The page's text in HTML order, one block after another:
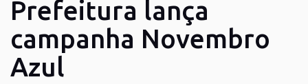
Prefeitura lança
campanha Novembro
Azul